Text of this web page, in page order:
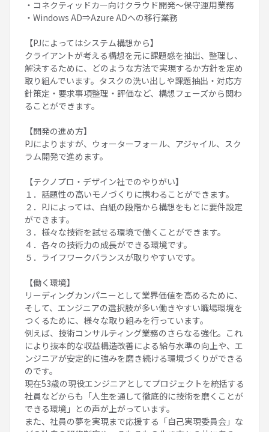
・コネクティッドカー向けクラウド開発～保守運用業務
・Windows AD⇒Azure ADへの移行業務
【PJによってはシステム構想から】
クライアントが考える構想を元に課題感を抽出、整理し、
解決するために、どのような方法で実現するか方針を定め
取り組んでいます。タスクの洗い出しや課題抽出・対応方
針策定・要求事項整理・評価など、構想フェーズから関わ
ることができます。
【開発の進め方】
PJによりますが、ウォーターフォール、アジャイル、スク
ラム開発で進めます。
【テクノプロ・デザイン社でのやりがい】
１．話題性の高いモノづくりに携わることができます。
２．PJによっては、白紙の段階から構想をもとに要件設定
ができます。
３．様々な技術を試せる環境で働くことができます。
４．各々の技術力の成長ができる環境です。
５．ライフワークバランスが取りやすいです。
【働く環境】
リーディングカンパニーとして業界価値を高めるために、
そして、エンジニアの選択肢が多い働きやすい職場環境を
つくるために、様々な取り組みを行っています。
例えば、技術コンサルティング業務のさらなる強化。これ
により抜本的な収益構造改善による給与水準の向上や、エ
ンジニアが安定的に強みを磨き続ける環境づくりができる
のです。
現在53歳の現役エンジニアとしてプロジェクトを統括する
社員などからも「人生を通して徹底的に技術を磨くことが
できる環境」との声が上がっています。
また、社員の夢を実現まで応援する「自己実現委員会」な